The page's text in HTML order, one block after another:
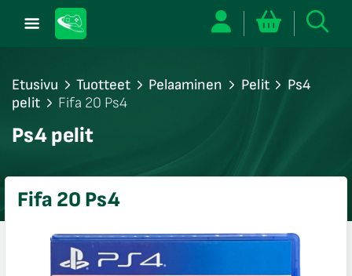
Etusivu Tuotteet Pelaaminen Pelit
Ps4
pelit
Fifa 20 Ps4
Ps4 pelit
Fifa 20 Ps4
sulje
sulje